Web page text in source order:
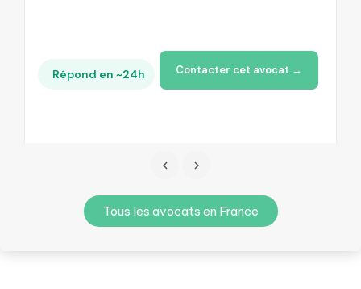
Répond en ~24h Contacter cet avocat →
Tous les avocats en France